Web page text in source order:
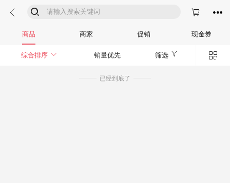
  

商品 商家 促销 现金券
综合排序  销量优先 筛选 
已经到底了